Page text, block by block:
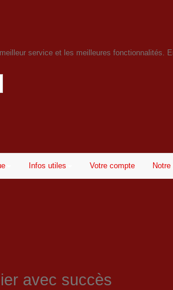
service et les meilleures fonctionnalités.
Infos utiles Votre compte
avec succès